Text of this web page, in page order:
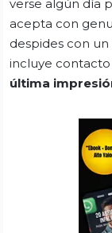
verse algún día
acepta con
despides con
incluye contacto
última